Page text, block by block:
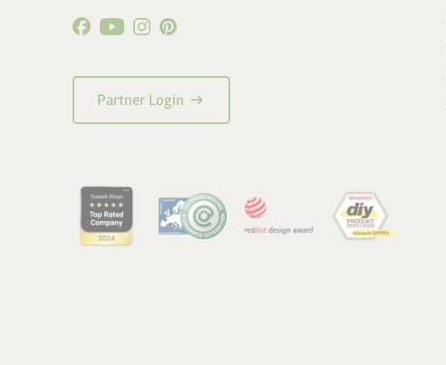
Partner Login arrow_right_alt